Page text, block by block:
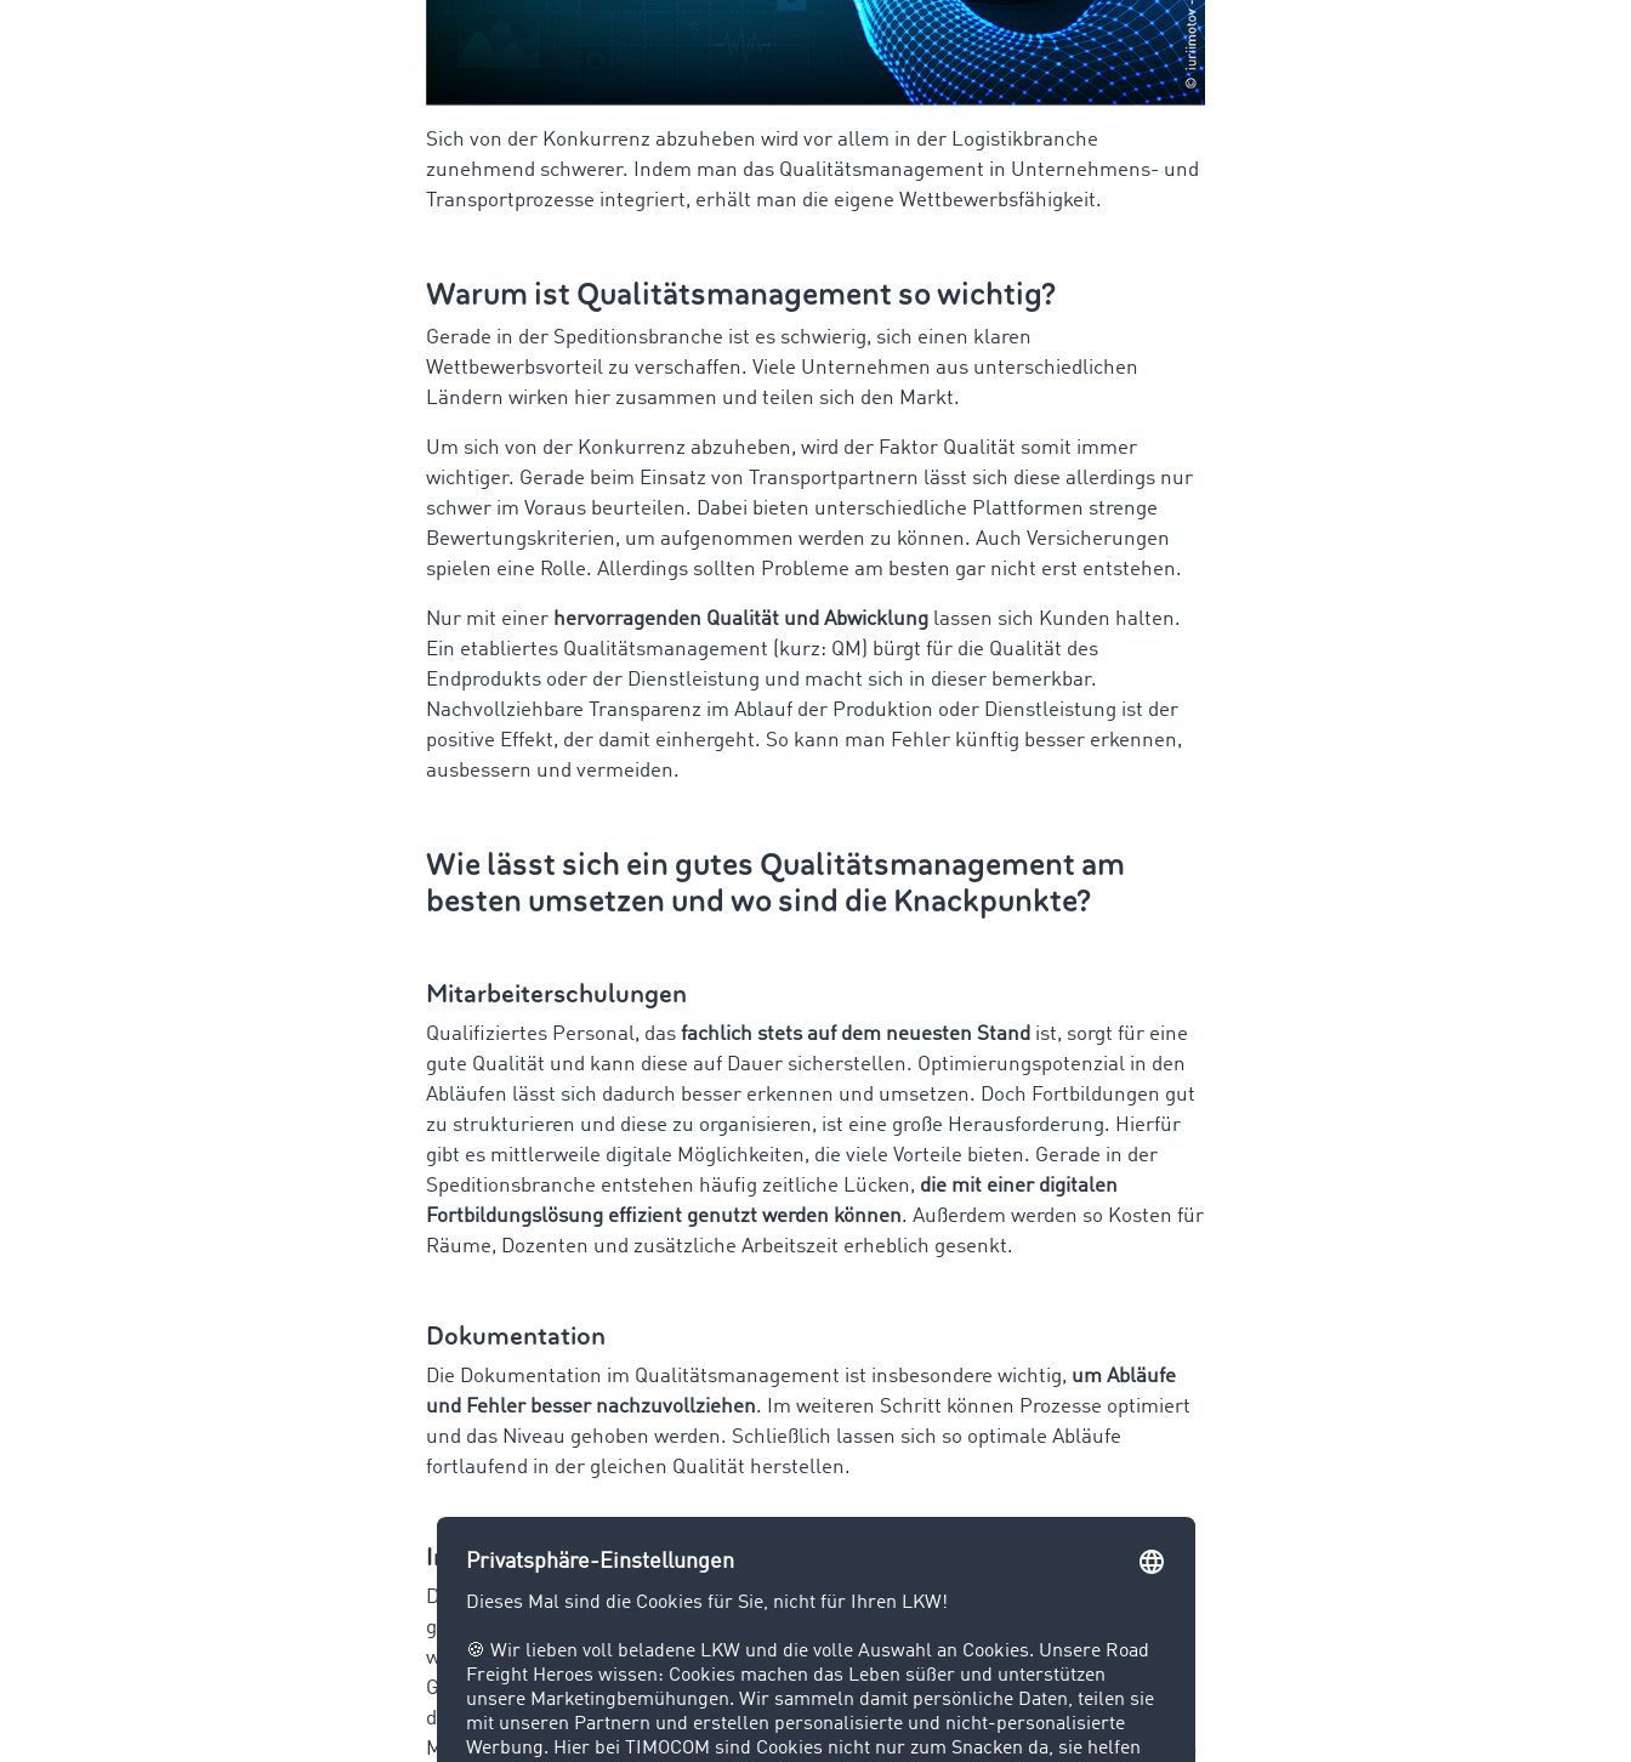
Sich von der Konkurrenz abzuheben wird vor allem in der Logistikbranche
zunehmend schwerer. Indem man das Qualitätsmanagement in Unternehmens- und
Transportprozesse integriert, erhält man die eigene Wettbewerbsfähigkeit.
Warum ist Qualitätsmanagement so wichtig?
Gerade in der Speditionsbranche ist es schwierig, sich einen klaren
Wettbewerbsvorteil zu verschaffen. Viele Unternehmen aus unterschiedlichen
Ländern wirken hier zusammen und teilen sich den Markt.
Um sich von der Konkurrenz abzuheben, wird der Faktor Qualität somit immer
wichtiger. Gerade beim Einsatz von Transportpartnern lässt sich diese allerdings nur
schwer im Voraus beurteilen. Dabei bieten unterschiedliche Plattformen strenge
Bewertungskriterien, um aufgenommen werden zu können. Auch Versicherungen
spielen eine Rolle. Allerdings sollten Probleme am besten gar nicht erst entstehen.
Nur mit einer hervorragenden Qualität und Abwicklung lassen sich Kunden halten.
Ein etabliertes Qualitätsmanagement (kurz: QM) bürgt für die Qualität des
Endprodukts oder der Dienstleistung und macht sich in dieser bemerkbar.
Nachvollziehbare Transparenz im Ablauf der Produktion oder Dienstleistung ist der
positive Effekt, der damit einhergeht. So kann man Fehler künftig besser erkennen,
ausbessern und vermeiden.
Wie lässt sich ein gutes Qualitätsmanagement am
besten umsetzen und wo sind die Knackpunkte?
Mitarbeiterschulungen
Qualifiziertes Personal, das fachlich stets auf dem neuesten Stand ist, sorgt für eine
gute Qualität und kann diese auf Dauer sicherstellen. Optimierungspotenzial in den
Abläufen lässt sich dadurch besser erkennen und umsetzen. Doch Fortbildungen gut
zu strukturieren und diese zu organisieren, ist eine große Herausforderung. Hierfür
gibt es mittlerweile digitale Möglichkeiten, die viele Vorteile bieten. Gerade in der
Speditionsbranche entstehen häufig zeitliche Lücken, die mit einer digitalen
Fortbildungslösung effizient genutzt werden können. Außerdem werden so Kosten für
Räume, Dozenten und zusätzliche Arbeitszeit erheblich gesenkt.
Dokumentation
Die Dokumentation im Qualitätsmanagement ist insbesondere wichtig, um Abläufe
und Fehler besser nachzuvollziehen. Im weiteren Schritt können Prozesse optimiert
und das Niveau gehoben werden. Schließlich lassen sich so optimale Abläufe
fortlaufend in der gleichen Qualität herstellen.
Informationsfluss
Die Art und Weise, wie Informationen und Arbeitsaufträge oder Änderungen an die
gesamte Belegschaft vermittelt werden, spielt eine entscheidende Rolle. Meist
werden E-Mails oder, wenn vorhanden, das Intranet genutzt. Dabei besteht die
Gefahr, dass Mitarbeiter die Informationen nicht lesen oder vergessen. Auch zu
diesem Zweck bietet einedigitale LernplattformwieSpedifort
sehr gute
Möglichkeiten. Innerhalb dieser lassen sich eigene Nachrichten anlegen, die dann an